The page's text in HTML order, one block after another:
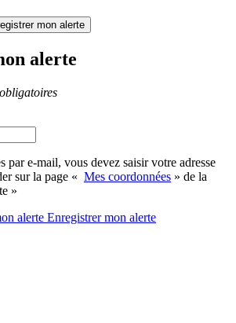
mon alerte
alerte
par e-mail, vous devez saisir votre adresse
sur la page « Mes coordonnées » de la
»
alerte Enregistrermon alerte